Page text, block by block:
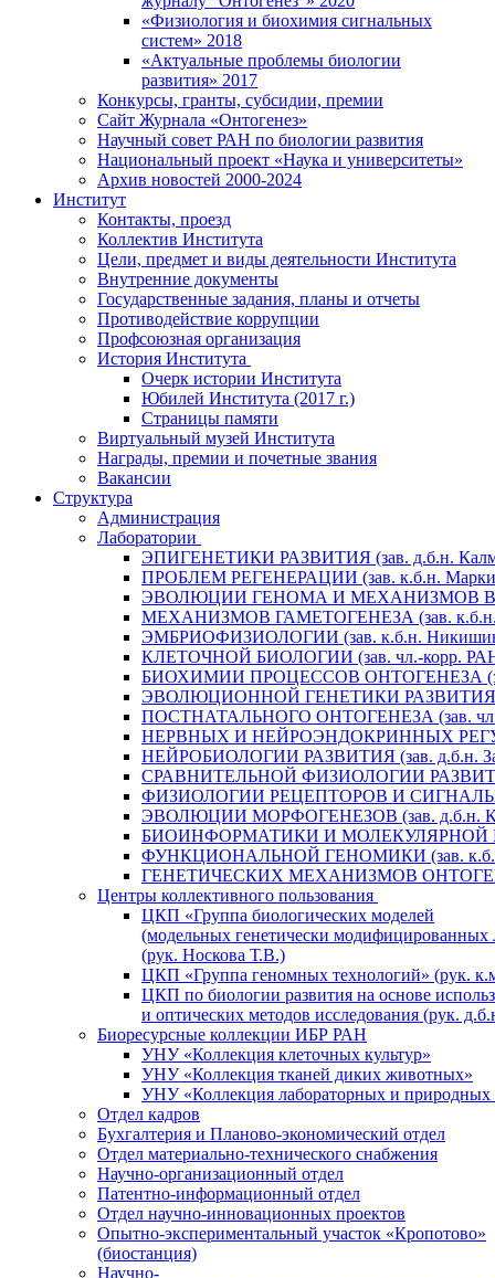
«Физиология и биохимия сигнальных
систем» 2018
«Актуальные проблемы биологии
развития» 2017
Конкурсы, гранты, субсидии, премии
Сайт Журнала «Онтогенез»
Научный совет РАН по биологии развития
Национальный проект «Наука и университеты»
Архив новостей 2000-2024
Институт
Контакты, проезд
Коллектив Института
Цели, предмет и виды деятельности Института
Внутренние документы
Государственные задания, планы и отчеты
Противодействие коррупции
Профсоюзная организация
История Института
Очерк истории Института
Юбилей Института (2017 г.)
Страницы памяти
Виртуальный музей Института
Награды, премии и почетные звания
Вакансии
Структура
Администрация
Лаборатории
ЭПИГЕНЕТИКИ РАЗВИТИЯ (зав. д.б.н.
ПРОБЛЕМ РЕГЕНЕРАЦИИ (зав. к.б.н.
ЭВОЛЮЦИИ ГЕНОМА И МЕХАНИЗМОВ
МЕХАНИЗМОВ ГАМЕТОГЕНЕЗА (зав.
ЭМБРИОФИЗИОЛОГИИ (зав. к.б.н.
КЛЕТОЧНОЙ БИОЛОГИИ (зав. чл.-корр. РАН
БИОХИМИИ ПРОЦЕССОВ ОНТОГЕНЕЗА
ЭВОЛЮЦИОННОЙ ГЕНЕТИКИ РАЗВИТИЯ
ПОСТНАТАЛЬНОГО ОНТОГЕНЕЗА (зав. чл.-
НЕРВНЫХ И НЕЙРОЭНДОКРИННЫХ
НЕЙРОБИОЛОГИИ РАЗВИТИЯ (зав. д.б.н.
СРАВНИТЕЛЬНОЙ ФИЗИОЛОГИИ РАЗВИТИЯ
ФИЗИОЛОГИИ РЕЦЕПТОРОВ И
ЭВОЛЮЦИИ МОРФОГЕНЕЗОВ (зав. д.б.н.
БИОИНФОРМАТИКИ И МОЛЕКУЛЯРНОЙ
ФУНКЦИОНАЛЬНОЙ ГЕНОМИКИ (зав.
ГЕНЕТИЧЕСКИХ МЕХАНИЗМОВ
Центры коллективного пользования
ЦКП «Группа биологических моделей
(модельных генетически
(рук. Носкова Т.В.)
ЦКП «Группа геномных технологий» (рук.
ЦКП по биологии развития на основе
и оптических методов исследования (рук.
Биоресурсные коллекции ИБР РАН
УНУ «Коллекция клеточных культур»
УНУ «Коллекция тканей диких животных»
УНУ «Коллекция лабораторных и природных
Отдел кадров
Бухгалтерия и Планово-экономический отдел
Отдел материально-технического снабжения
Научно-организационный отдел
Патентно-информационный отдел
Отдел научно-инновационных проектов
Опытно-экспериментальный участок «Кропотово»
(биостанция)
Научно-